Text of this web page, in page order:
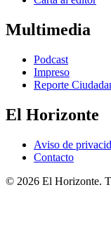
Multimedia
Podcast
Impreso
Reporte
El Horizonte
Aviso de
Contacto
© 2026 El Horizonte.